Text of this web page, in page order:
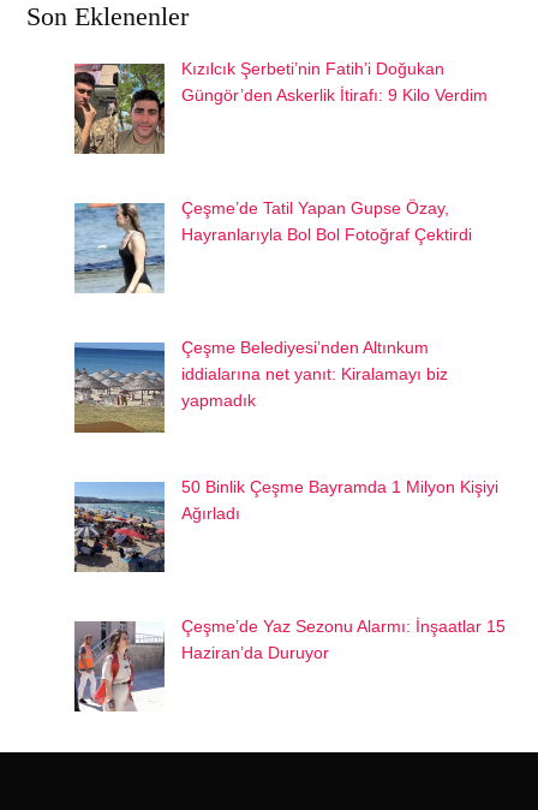
Son Eklenenler
Kızılcık Şerbeti’nin Fatih’i Doğukan
Güngör’den Askerlik İtirafı: 9 Kilo Verdim
Çeşme’de Tatil Yapan Gupse Özay,
Hayranlarıyla Bol Bol Fotoğraf Çektirdi
Çeşme Belediyesi’nden Altınkum
iddialarına net yanıt: Kiralamayı biz
yapmadık
50 Binlik Çeşme Bayramda 1 Milyon Kişiyi
Ağırladı
Çeşme’de Yaz Sezonu Alarmı: İnşaatlar 15
Haziran’da Duruyor